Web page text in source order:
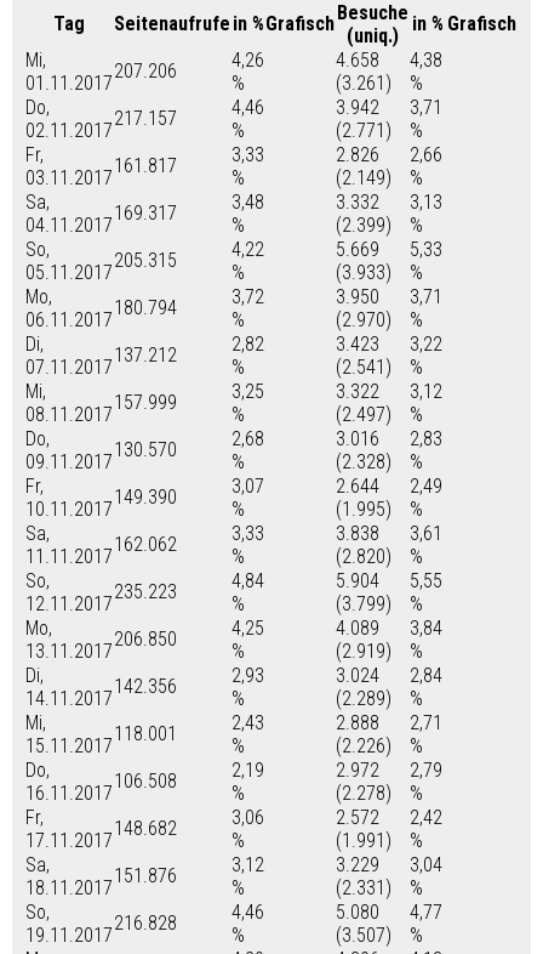
Tag Seitenaufrufe in %GrafischBesuche
(uniq.)
in % Grafisch
Mi,
01.11.2017
207.206
4,26
%
4.658
(3.261)
4,38
%
Do,
02.11.2017
217.157
4,46
%
3.942
(2.771)
3,71
%
Fr,
03.11.2017
161.817
3,33
%
2.826
(2.149)
2,66
%
Sa,
04.11.2017
169.317
3,48
%
3.332
(2.399)
3,13
%
So,
05.11.2017
205.315
4,22
%
5.669
(3.933)
5,33
%
Mo,
06.11.2017
180.794
3,72
%
3.950
(2.970)
3,71
%
Di,
07.11.2017
137.212
2,82
%
3.423
(2.541)
3,22
%
Mi,
08.11.2017
157.999
3,25
%
3.322
(2.497)
3,12
%
Do,
09.11.2017
130.570
2,68
%
3.016
(2.328)
2,83
%
Fr,
10.11.2017
149.390
3,07
%
2.644
(1.995)
2,49
%
Sa,
11.11.2017
162.062
3,33
%
3.838
(2.820)
3,61
%
So,
12.11.2017
235.223
4,84
%
5.904
(3.799)
5,55
%
Mo,
13.11.2017
206.850
4,25
%
4.089
(2.919)
3,84
%
Di,
14.11.2017
142.356
2,93
%
3.024
(2.289)
2,84
%
Mi,
15.11.2017
118.001
2,43
%
2.888
(2.226)
2,71
%
Do,
16.11.2017
106.508
2,19
%
2.972
(2.278)
2,79
%
Fr,
17.11.2017
148.682
3,06
%
2.572
(1.991)
2,42
%
Sa,
18.11.2017
151.876
3,12
%
3.229
(2.331)
3,04
%
So,
19.11.2017
216.828
4,46
%
5.080
(3.507)
4,77
%